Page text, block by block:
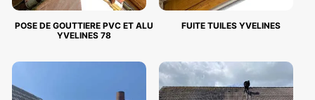
POSE DE GOUTTIERE PVC ET ALU
YVELINES 78
FUITE TUILES YVELINES